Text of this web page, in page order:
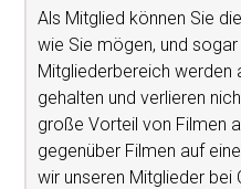
Als Mitglied können Sie
wie Sie mögen, und
Mitgliederbereich werden
gehalten und verlieren
große Vorteil von Filmen
gegenüber Filmen auf
wir unseren Mitglieder